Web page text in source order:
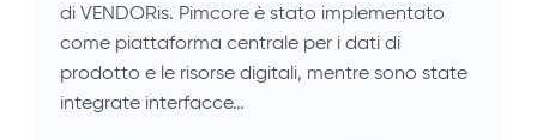
di VENDORis. Pimcore è stato implementato
come piattaforma centrale per i dati di
prodotto e le risorse digitali, mentre sono state
integrate interfacce…